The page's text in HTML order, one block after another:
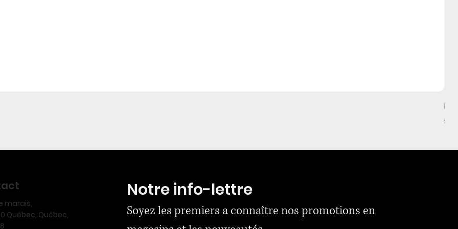
2
marais,
Québec, Québec,
Notre info-lettre
Soyez les premiers a connaître nos promotions en